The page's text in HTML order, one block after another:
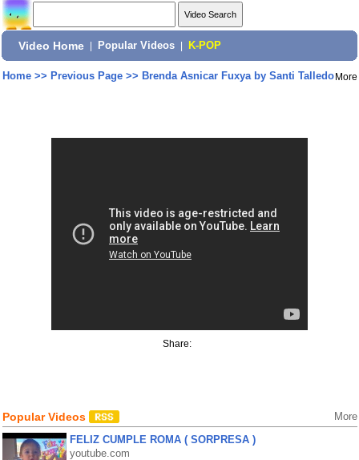
Video Home Popular Videos K-POP
Home>> Previous Page>> Brenda Asnicar Fuxya by Santi Talledo More
Share:
Popular Videos More
FELIZ CUMPLE ROMA ( SORPRESA )
youtube.com